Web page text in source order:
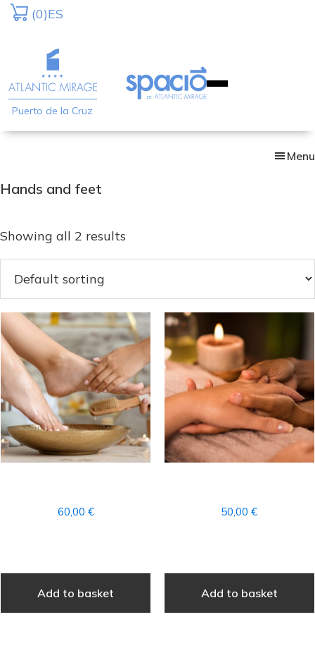
Skip
content
(0)ES
Puerto de la Cruz
Menu
Hands and feet
Showing all 2 results
60,00 €
Add to basket
50,00€
Add to basket